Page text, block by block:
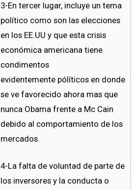
3-En tercer lugar, incluye un tema
político como son las elecciones
en los EE.UU y que esta crisis
económica americana tiene
condimentos
evidentemente pólíticos en donde
se ve favorecido ahora mas que
nunca Obama frente a Mc Cain
debido al comportamiento de los
mercados.
4-La falta de voluntad de parte de
los inversores y la conducta o